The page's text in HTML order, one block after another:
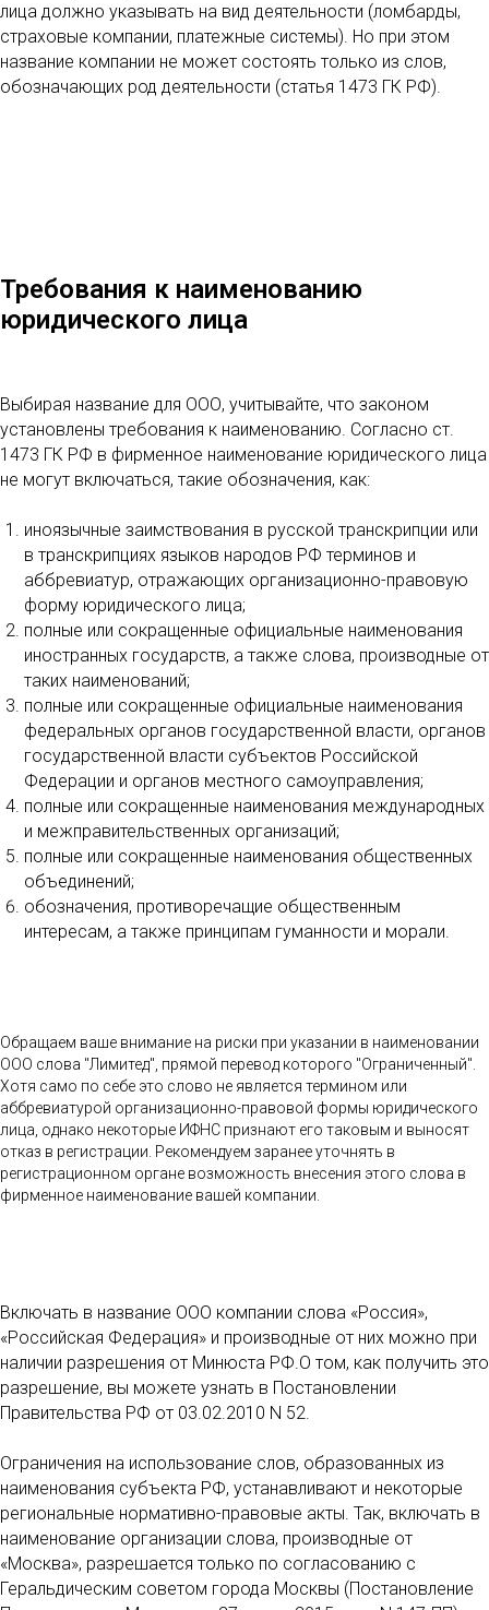
лица должно указывать на вид деятельности (ломбарды,
страховые компании, платежные системы). Но при этом
название компании не может состоять только из слов,
обозначающих род деятельности (статья 1473 ГК РФ).
Требования к наименованию
юридического лица
Выбирая название для ООО, учитывайте, что законом
установлены требования к наименованию. Согласно ст.
1473 ГК РФ в фирменное наименование юридического лица
не могут включаться, такие обозначения, как:
иноязычные заимствования в русской транскрипции или
в транскрипциях языков народов РФ терминов и
аббревиатур, отражающих организационно-правовую
форму юридического лица;
полные или сокращенные официальные наименования
иностранных государств, а также слова, производные от
таких наименований;
полные или сокращенные официальные наименования
федеральных органов государственной власти, органов
государственной власти субъектов Российской
Федерации и органов местного самоуправления;
полные или сокращенные наименования международных
и межправительственных организаций;
полные или сокращенные наименования общественных
объединений;
обозначения, противоречащие общественным
интересам, а также принципам гуманности и морали.
Обращаем ваше внимание на риски при указании в наименовании
ООО слова "Лимитед", прямой перевод которого "Ограниченный".
Хотя само по себе это слово не является термином или
аббревиатурой организационно-правовой формы юридического
лица, однако некоторые ИФНС признают его таковым и выносят
отказ в регистрации. Рекомендуем заранее уточнять в
регистрационном органе возможность внесения этого слова в
фирменное наименование вашей компании.
Включать в название ООО компании слова «Россия»,
«Российская Федерация» и производные от них можно при
наличии разрешения от Минюста РФ.О том, как получить это
разрешение, вы можете узнать в Постановлении
Правительства РФ от 03.02.2010 N 52.
Ограничения на использование слов, образованных из
наименования субъекта РФ, устанавливают и некоторые
региональные нормативно-правовые акты. Так, включать в
наименование организации слова, производные от
«Москва», разрешается только по согласованию с
Геральдическим советом города Москвы (Постановление